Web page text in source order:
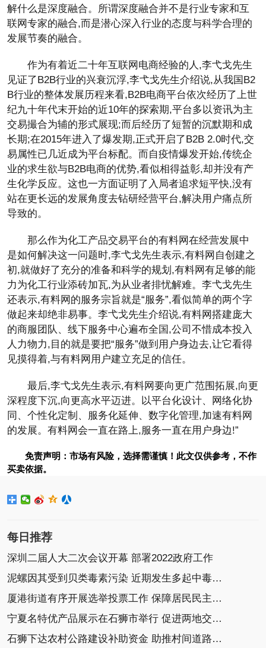
解什么是深度融合。所谓深度融合并不是行业专家和互
联网专家的融合,而是潜心深入行业的态度与科学合理的
发展节奏的融合。
作为有着近二十年互联网电商经验的人,李弋戈先生
见证了B2B行业的兴衰沉浮,李弋戈先生介绍说,从我国B2
B行业的整体发展历程来看,B2B电商平台依次经历了上世
纪九十年代末开始的近10年的探索期,平台多以资讯为主
交易撮合为辅的形式展现;而后经历了短暂的沉默期和成
长期;在2015年进入了爆发期,正式开启了B2B 2.0时代,交
易属性已几近成为平台标配。而自疫情爆发开始,传统企
业的求生欲与B2B电商的优势,看似相得益彰,却并没有产
生化学反应。这也一方面证明了入局者追求短平快,没有
站在更长远的发展角度去钻研经营平台,解决用户痛点所
导致的。
那么作为化工产品交易平台的有料网在经营发展中
是如何解决这一问题时,李弋戈先生表示,有料网自创建之
初,就做好了充分的准备和科学的规划,有料网有足够的能
力为化工行业添砖加瓦,为从业者排忧解难。李弋戈先生
还表示,有料网的服务宗旨就是“服务”,看似简单的两个字
做起来却绝非易事。李弋戈先生介绍说,有料网搭建庞大
的商服团队、线下服务中心遍布全国,公司不惜成本投入
人力物力,目的就是要把“服务”做到用户身边去,让它看得
见摸得着,与有料网用户建立充足的信任。
最后,李弋戈先生表示,有料网要向更广范围拓展,向更
深程度下沉,向更高水平迈进。以平台化设计、网络化协
同、个性化定制、服务化延伸、数字化管理,加速有料网
的发展。有料网会一直在路上,服务一直在用户身边!”
免责声明：市场有风险，选择需谨慎！此文仅供参考，不作
买卖依据。
每日推荐
深圳二届人大二次会议开幕 部署2022政府工作
泥螺因其受到贝类毒素污染 近期发生多起中毒事件
厦港街道有序开展选举投票工作 保障居民民主选举权
宁夏名特优产品展示在石狮市举行 促进两地交流协作
石狮下达农村公路建设补助资金 助推村间道路建设